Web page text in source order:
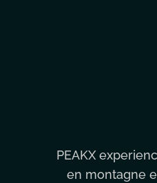
PEAKX
en montagne